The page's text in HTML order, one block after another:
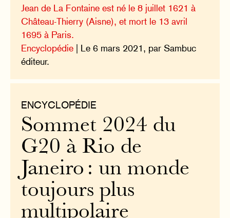
Jean de La Fontaine est né le 8 juillet 1621 à
Château-Thierry (Aisne), et mort le 13 avril
1695 à Paris.
Encyclopédie | Le 6 mars 2021, par Sambuc
éditeur.
ENCYCLOPÉDIE
Sommet 2024 du
G20 à Rio de
Janeiro : un monde
toujours plus
multipolaire